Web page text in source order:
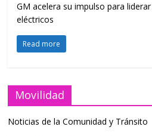
GM acelera su impulso para
eléctricos
Read more
Movilidad
Noticias de la Comunidad y Tránsito